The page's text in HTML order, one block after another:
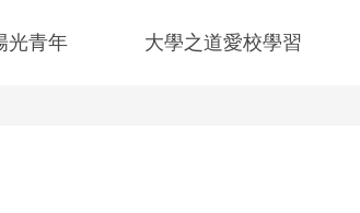
光青年 大學之道愛校學習